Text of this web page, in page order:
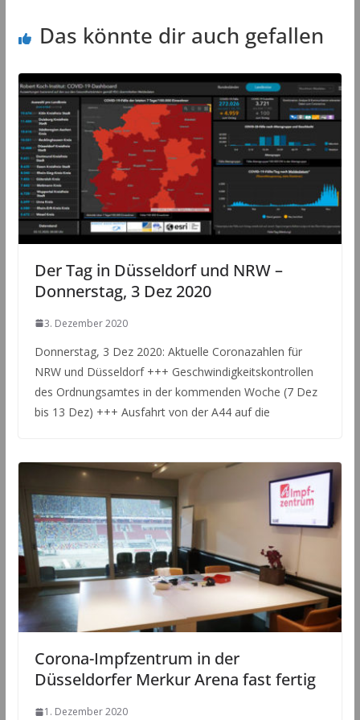
Das könnte dir auch gefallen
Der Tag in Düsseldorf und NRW –
Donnerstag, 3 Dez 2020
3. Dezember 2020
Donnerstag, 3 Dez 2020: Aktuelle Coronazahlen für
NRW und Düsseldorf +++ Geschwindigkeitskontrollen
des Ordnungsamtes in der kommenden Woche (7 Dez
bis 13 Dez) +++ Ausfahrt von der A44 auf die
Corona-Impfzentrum in der
Düsseldorfer Merkur Arena fast fertig
1. Dezember 2020